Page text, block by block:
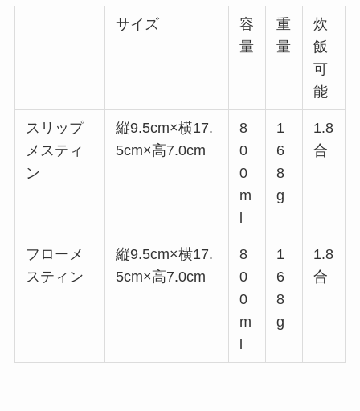
サイズ
容
量
重
量
炊
飯
可
能
スリップ
メスティ
ン
縦9.5cm×横17.
5cm×高7.0cm
8
0
0
m
l
1
6
8
g
1.8
合
フローメ
スティン
縦9.5cm×横17.
5cm×高7.0cm
8
0
0
m
l
1
6
8
g
1.8
合